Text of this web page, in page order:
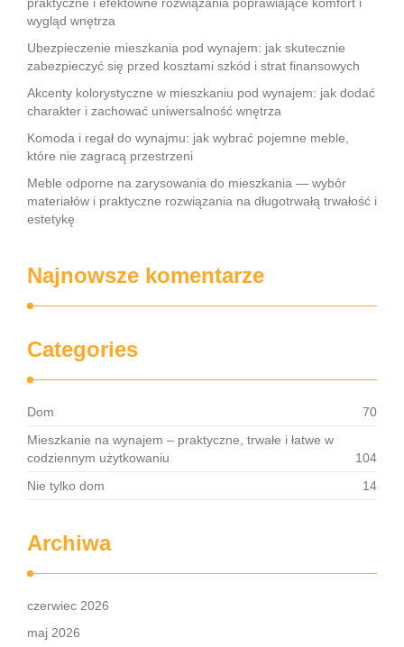
wygląd wnętrza
Ubezpieczenie mieszkania pod wynajem: jak skutecznie
zabezpieczyć się przed kosztami szkód i strat finansowych
Akcenty kolorystyczne w mieszkaniu pod wynajem: jak dodać
charakter i zachować uniwersalność wnętrza
Komoda i regał do wynajmu: jak wybrać pojemne meble,
które nie zagracą przestrzeni
Meble odporne na zarysowania do mieszkania — wybór
materiałów i praktyczne rozwiązania na długotrwałą trwałość i
estetykę
Najnowsze komentarze
Categories
Dom
70
Mieszkanie na wynajem – praktyczne, trwałe i łatwe w
codziennym użytkowaniu
104
Nie tylko dom
14
Archiwa
czerwiec 2026
maj 2026